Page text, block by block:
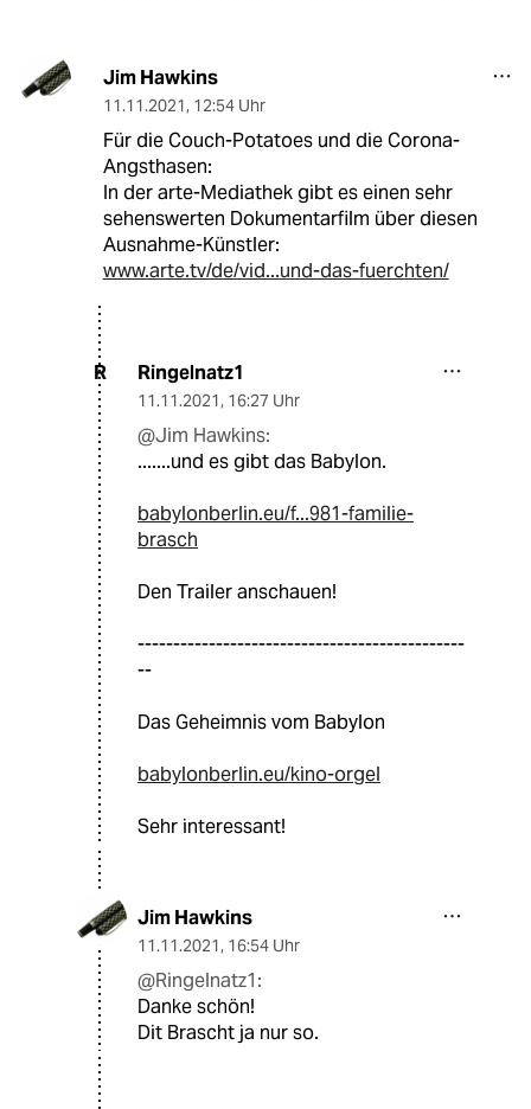
Jim Hawkins
11.11.2021, 12:54 Uhr
Für die Couch-Potatoes und die Corona-
Angsthasen:
In der arte-Mediathek gibt es einen sehr
sehenswerten Dokumentarfilm über diesen
Ausnahme-Künstler:
www.arte.tv/de/vid...und-das-fuerchten/
R Ringelnatz1
11.11.2021, 16:27 Uhr
@Jim Hawkins:
.......und es gibt das Babylon.
babylonberlin.eu/f...981-familie-
brasch
Den Trailer anschauen!
----------------------------------------------
--
Das Geheimnis vom Babylon
babylonberlin.eu/kino-orgel
Sehr interessant!
Jim Hawkins
11.11.2021, 16:54 Uhr
@Ringelnatz1:
Danke schön!
Dit Brascht ja nur so.